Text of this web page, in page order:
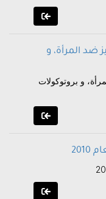
ضد المرأة، و
و بروتوكولات